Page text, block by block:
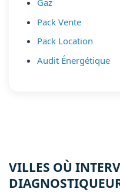
Gaz
Pack Vente
Pack Location
Audit Énergétique
VILLES OÙ